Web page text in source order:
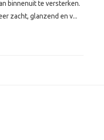
binnenuit te versterken.
zacht, glanzend en v...